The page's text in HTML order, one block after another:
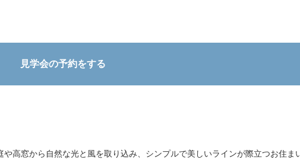
見学会の予約をする
高窓から自然な光と風を取り込み、シンプルで美しいラインが際立つお住ま